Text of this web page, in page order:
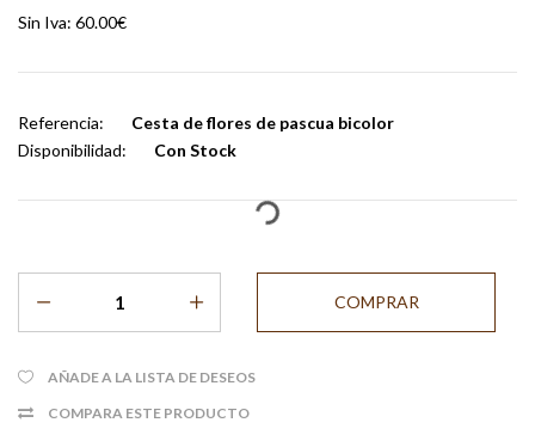
Sin Iva: 60.00€
Referencia:
Cesta de flores de pascua bicolor
Disponibilidad:
Con Stock
AÑADE A LA LISTA DE DESEOS
COMPARA ESTE PRODUCTO